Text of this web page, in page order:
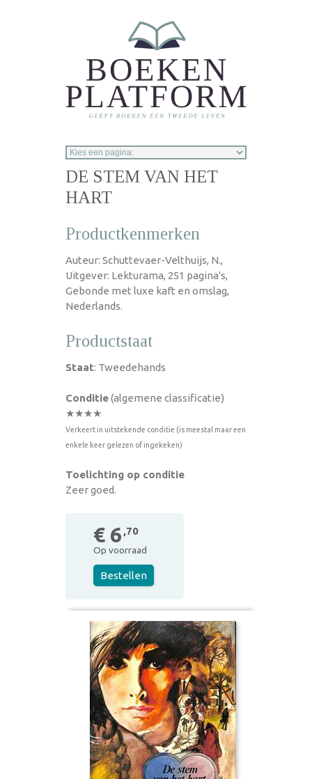
DE STEM VAN HET
HART
Productkenmerken
Auteur: Schuttevaer-Velthuijs, N.,
Uitgever: Lekturama, 251 pagina's,
Gebonde met luxe kaft en omslag,
Nederlands.
Productstaat
Staat: Tweedehands
Conditie(algemene classificatie)
★★★★
Verkeert in uitstekende conditie (is meestal maar een
enkele keer gelezen of ingekeken)
Toelichting op conditie
Zeer goed.
€ 6 ,70
Op voorraad
Bestellen